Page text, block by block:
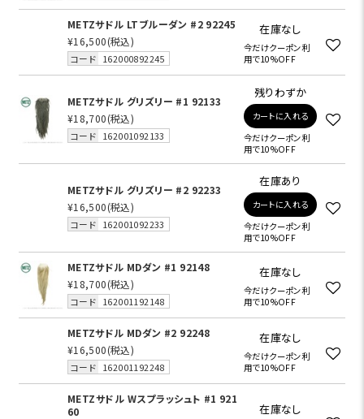
METZサドル LTブルーダン #2 92245
¥16,500(税込)
コード 162000892245
在庫なし
今だけクーポン利
用で10%OFF
METZサドル グリズリー #1 92133
¥18,700(税込)
コード 162001092133
残りわずか
カートに入れる
今だけクーポン利
用で10%OFF
METZサドル グリズリー #2 92233
¥16,500(税込)
コード 162001092233
在庫あり
カートに入れる
今だけクーポン利
用で10%OFF
METZサドル MDダン #1 92148
¥18,700(税込)
コード 162001192148
在庫なし
今だけクーポン利
用で10%OFF
METZサドル MDダン #2 92248
¥16,500(税込)
コード 162001192248
在庫なし
今だけクーポン利
用で10%OFF
METZサドル Wスプラッシュト #1 921
60
在庫なし